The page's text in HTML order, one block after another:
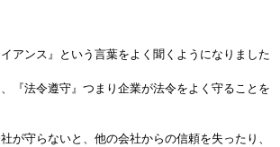
アンス』という言葉をよく聞くようになりました
『法令遵守』つまり企業が法令をよく守ることを
が守らないと、他の会社からの信頼を失ったり、